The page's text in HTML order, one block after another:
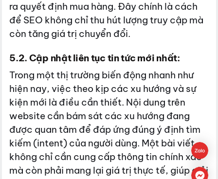
ra quyết định mua hàng. Đây chính là cách
để SEO không chỉ thu hút lượng truy cập mà
còn tăng giá trị chuyển đổi.
5.2. Cập nhật liên tục tin tức mới nhất:
Trong một thị trường biến động nhanh như
hiện nay, việc theo kịp các xu hướng và sự
kiện mới là điều cần thiết. Nội dung trên
website cần bám sát các xu hướng đang
được quan tâm để đáp ứng đúng ý định tìm
kiếm (intent) của người dùng. Một bài viết
không chỉ cần cung cấp thông tin chính xác
mà còn phải mang lại giá trị thực tế, giúp giải